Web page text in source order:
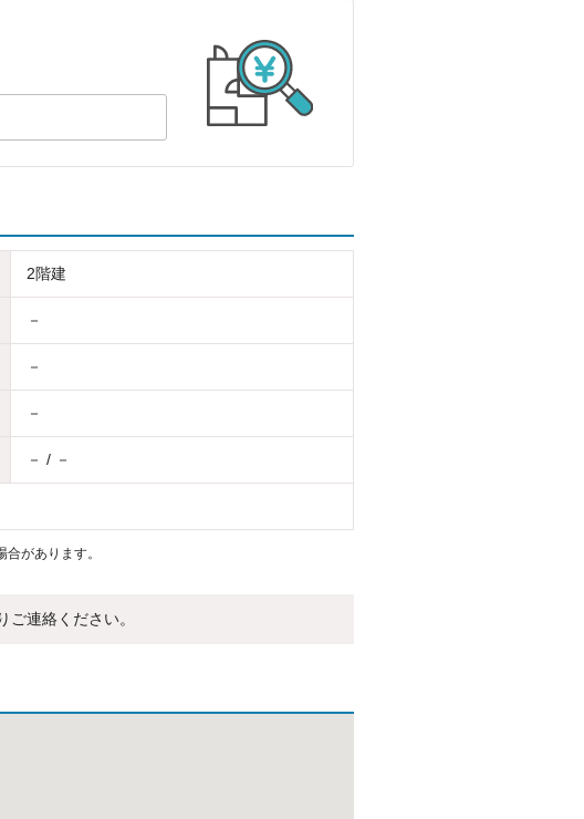
2階建
－
－
－
－ / －
があります。
ご連絡ください。